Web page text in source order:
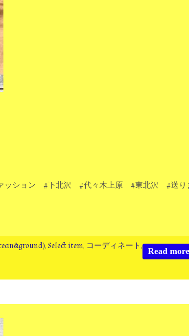
ッション #下北沢 #代々木上原 #東北沢 #送り
Read more
,Select item, コーディネート,